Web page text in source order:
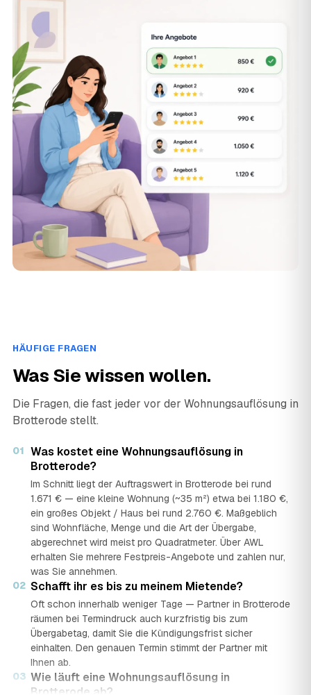
HÄUFIGE FRAGEN
Was Sie wissen wollen.
Die Fragen, die fast jeder vor der Wohnungsauflösung in
Brotterode stellt.
01 Was kostet eine Wohnungsauflösung in
Brotterode?
Im Schnitt liegt der Auftragswert in Brotterode bei rund
1.671 € — eine kleine Wohnung (~35 m²) etwa bei 1.180 €,
ein großes Objekt / Haus bei rund 2.760 €. Maßgeblich
sind Wohnfläche, Menge und die Art der Übergabe,
abgerechnet wird meist pro Quadratmeter. Über AWL
erhalten Sie mehrere Festpreis-Angebote und zahlen nur,
was Sie annehmen.
02 Schafft ihr es bis zu meinem Mietende?
Oft schon innerhalb weniger Tage — Partner in Brotterode
räumen bei Termindruck auch kurzfristig bis zum
Übergabetag, damit Sie die Kündigungsfrist sicher
einhalten. Den genauen Termin stimmt der Partner mit
Ihnen ab.
03 Wie läuft eine Wohnungsauflösung in
Brotterode ab?